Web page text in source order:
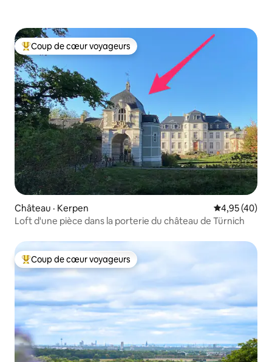
Coup de cœur voyageurs parmi les plus aimés
Coup de cœur voyageurs
Château · Kerpen Note
4,95 (40)
Loft d'une pièce dans la porterie du château de Türnich
Coup de cœur voyageurs parmi les plus aimés
Coup de cœur voyageurs